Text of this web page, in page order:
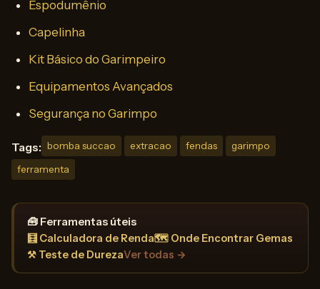
Espodumênio
Capelinha
Kit Básico do Garimpeiro
Equipamentos Avançados
Segurança no Garimpo
Tags: bomba succao extracao fendas garimpo
ferramenta
🧰 Ferramentas úteis
🧮 Calculadora de Renda🗺️ Onde Encontrar Gemas
⚒️ Teste de DurezaVer todas →